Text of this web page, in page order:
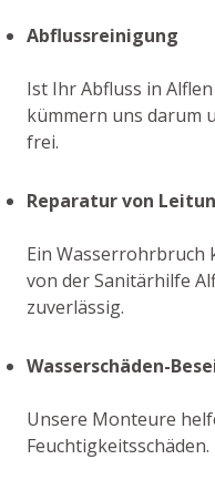
Abflussreinigung
Ist Ihr Abfluss in
kümmern uns darum
frei.
Reparatur von
Ein Wasserrohrbruch
von der Sanitärhilfe
zuverlässig.
Wasserschäden-
Unsere Monteure
Feuchtigkeitsschäden.